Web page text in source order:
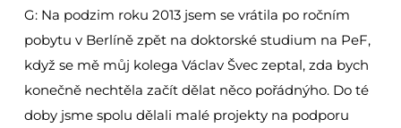
G: Na podzim roku 2013 jsem se vrátila po ročním
pobytu v Berlíně zpět na doktorské studium na PeF,
když se mě můj kolega Václav Švec zeptal, zda bych
konečně nechtěla začít dělat něco pořádnýho. Do té
doby jsme spolu dělali malé projekty na podporu